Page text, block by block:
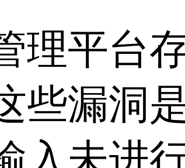
理平台
些漏洞